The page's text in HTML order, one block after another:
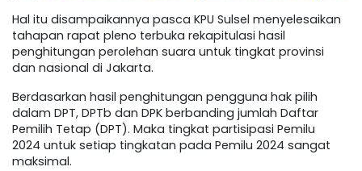
Hal itu disampaikannya pasca KPU Sulsel menyelesaikan
tahapan rapat pleno terbuka rekapitulasi hasil
penghitungan perolehan suara untuk tingkat provinsi
dan nasional di Jakarta.
Berdasarkan hasil penghitungan pengguna hak pilih
dalam DPT, DPTb dan DPK berbanding jumlah Daftar
Pemilih Tetap (DPT). Maka tingkat partisipasi Pemilu
2024 untuk setiap tingkatan pada Pemilu 2024 sangat
maksimal.